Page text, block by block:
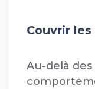
Couvrir
Au-delà